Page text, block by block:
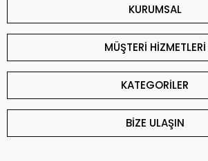
KURUMSAL
MÜŞTERİ HİZMETLERİ
KATEGORİLER
BİZE ULAŞIN